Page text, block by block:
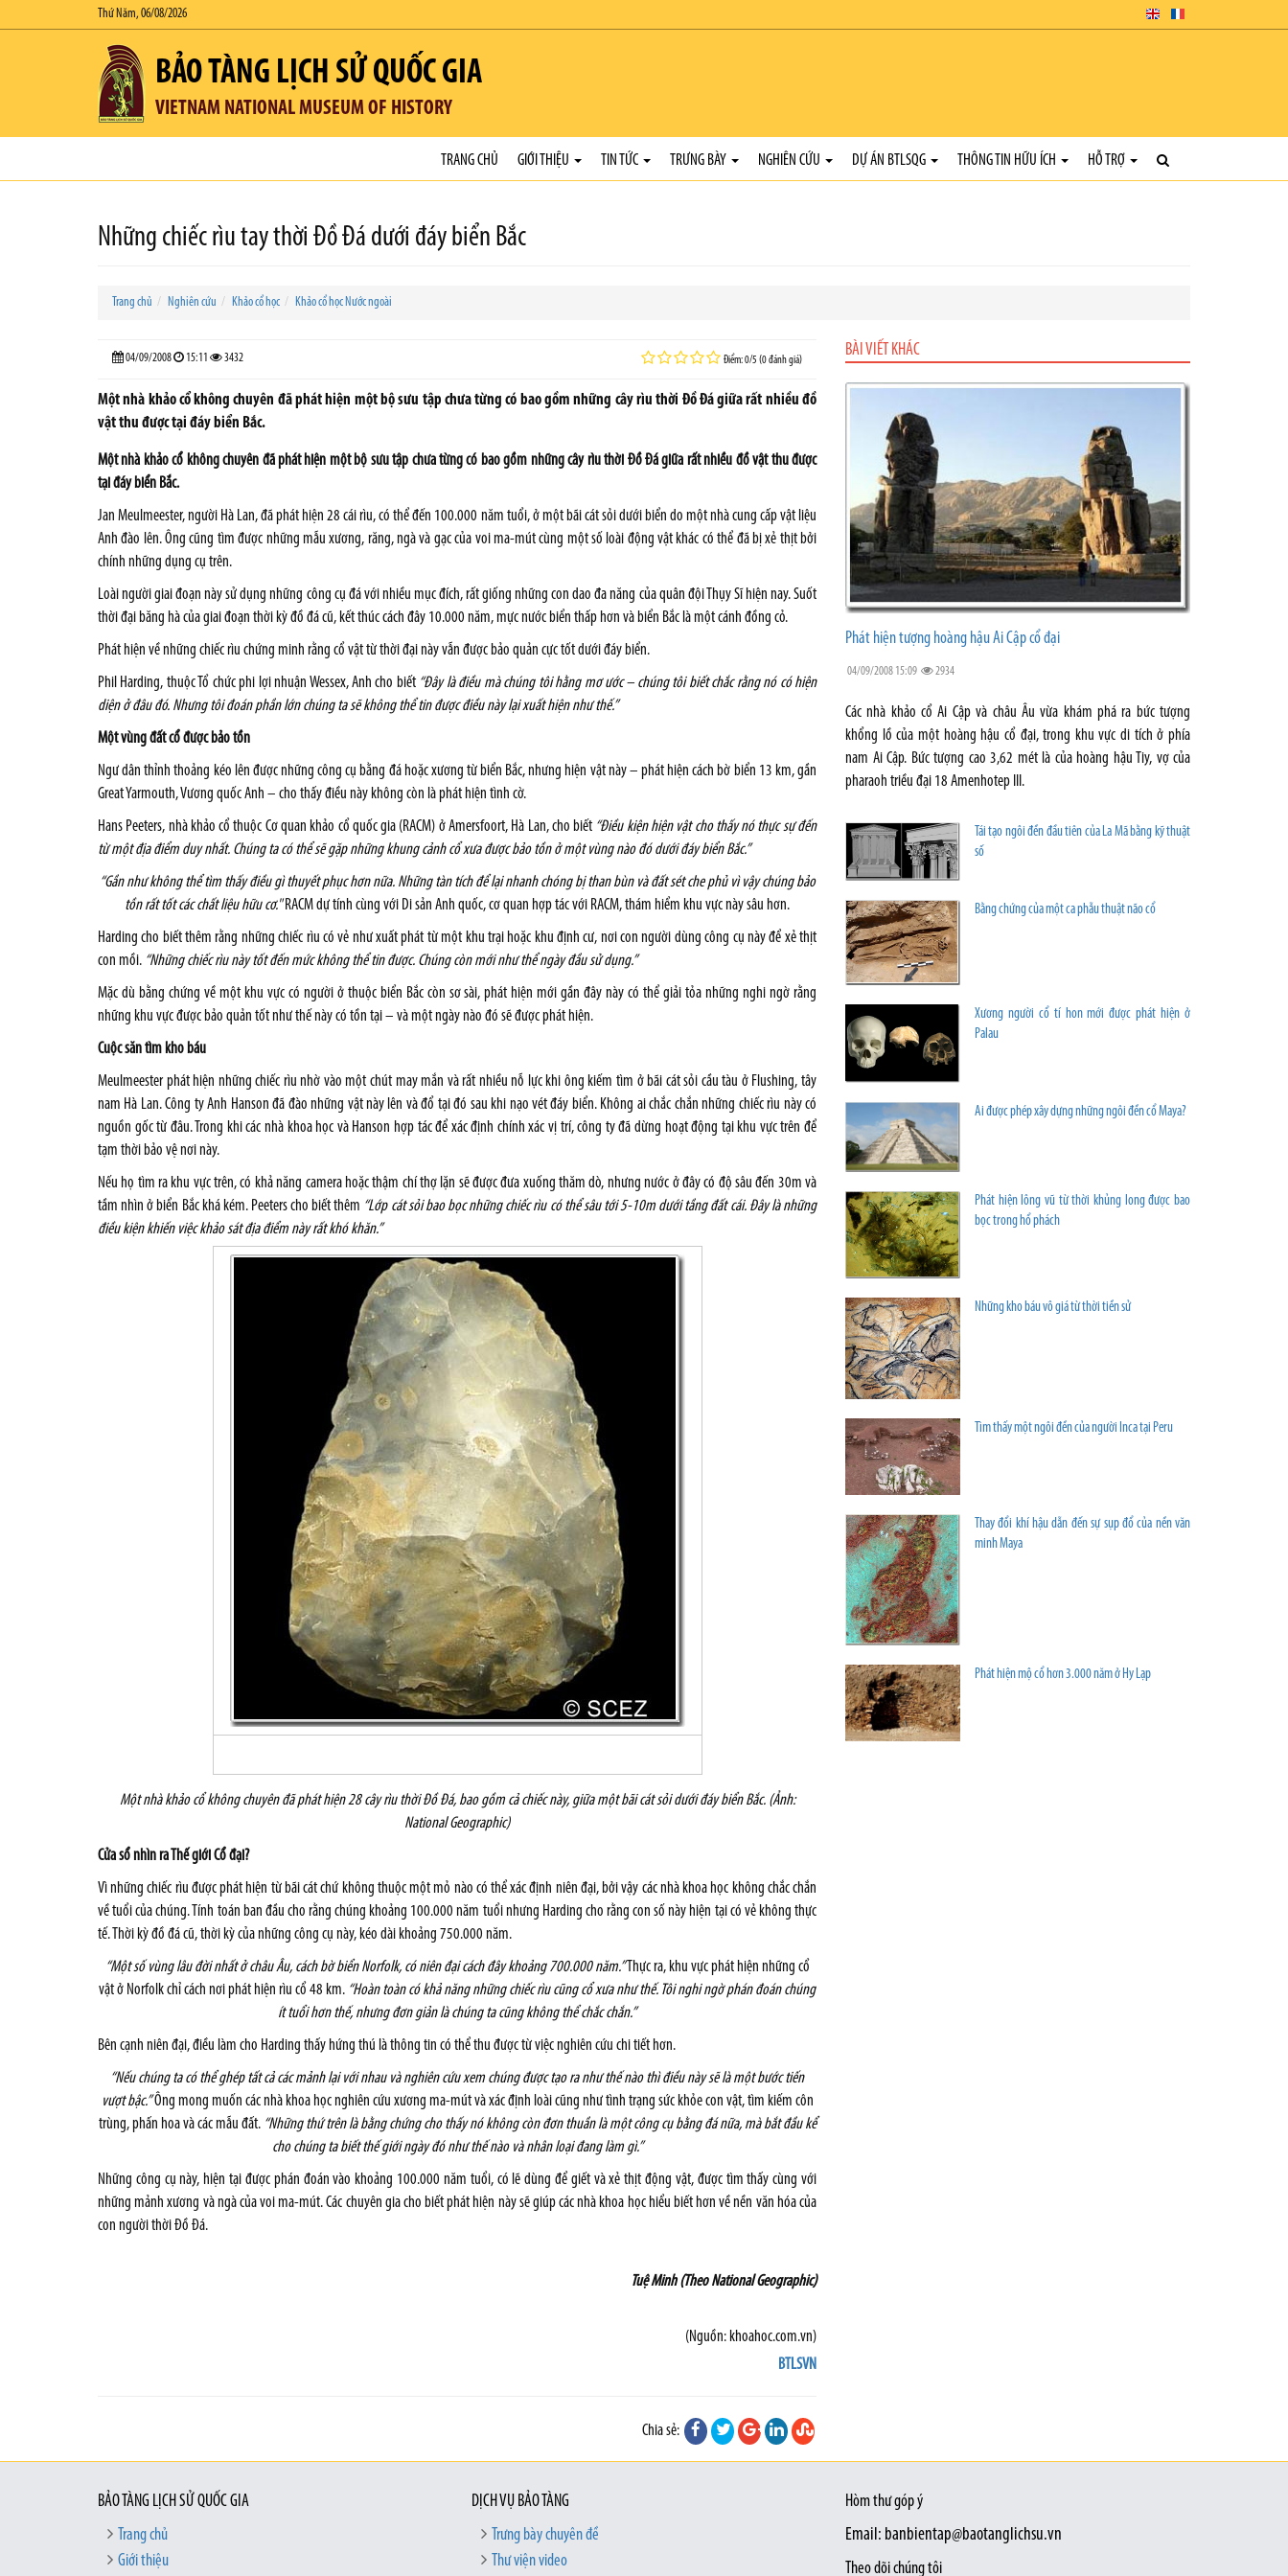
Thứ Năm, 06/08/2026
BẢO TÀNG LỊCH SỬ QUỐC GIA
VIETNAM NATIONAL MUSEUM OF HISTORY
TRANG CHỦ GIỚI THIỆU TIN TỨC TRƯNG BÀY NGHIÊN CỨU DỰ ÁN BTLSQG THÔNG TIN HỮU ÍCH HỖ TRỢ
Những chiếc rìu tay thời Đồ Đá dưới đáy biển Bắc
Trang chủ Nghiên cứu Khảo cổ học Khảo cổ học Nước ngoài
04/09/2008 15:11 3432 Điểm: 0/5 (0 đánh giá)
Một nhà khảo cổ không chuyên đã phát hiện một bộ sưu tập chưa từng có bao gồm những cây rìu thời Đồ Đá giữa rất nhiều đồ
vật thu được tại đáy biển Bắc.
Một nhà khảo cổ không chuyên đã phát hiện một bộ sưu tập chưa từng có bao gồm những cây rìu thời Đồ Đá giữa rất nhiều đồ vật thu được
tại đáy biển Bắc.
Jan Meulmeester, người Hà Lan, đã phát hiện 28 cái rìu, có thể đến 100.000 năm tuổi, ở một bãi cát sỏi dưới biển do một nhà cung cấp vật liệu
Anh đào lên. Ông cũng tìm được những mẫu xương, răng, ngà và gạc của voi ma-mút cùng một số loài động vật khác có thể đã bị xẻ thịt bởi
chính những dụng cụ trên.
Loài người giai đoạn này sử dụng những công cụ đá với nhiều mục đích, rất giống những con dao đa năng của quân đội Thụy Sĩ hiện nay. Suốt
thời đại băng hà của giai đoạn thời kỳ đồ đá cũ, kết thúc cách đây 10.000 năm, mực nước biển thấp hơn và biển Bắc là một cánh đồng cỏ.
Phát hiện về những chiếc rìu chứng minh rằng cổ vật từ thời đại này vẫn được bảo quản cực tốt dưới đáy biển.
Phil Harding, thuộc Tổ chức phi lợi nhuận Wessex, Anh cho biết “Đây là điều mà chúng tôi hằng mơ ước – chúng tôi biết chắc rằng nó có hiện
diện ở đâu đó. Nhưng tôi đoán phần lớn chúng ta sẽ không thể tin được điều này lại xuất hiện như thế.”
Một vùng đất cổ được bảo tồn
Ngư dân thỉnh thoảng kéo lên được những công cụ bằng đá hoặc xương từ biển Bắc, nhưng hiện vật này – phát hiện cách bờ biển 13 km, gần
Great Yarmouth, Vương quốc Anh – cho thấy điều này không còn là phát hiện tình cờ.
Hans Peeters, nhà khảo cổ thuộc Cơ quan khảo cổ quốc gia (RACM) ở Amersfoort, Hà Lan, cho biết “Điều kiện hiện vật cho thấy nó thực sự đến
từ một địa điểm duy nhất. Chúng ta có thể sẽ gặp những khung cảnh cổ xưa được bảo tồn ở một vùng nào đó dưới đáy biển Bắc.”
“Gần như không thể tìm thấy điều gì thuyết phục hơn nữa. Những tàn tích để lại nhanh chóng bị than bùn và đất sét che phủ vì vậy chúng bảo
tồn rất tốt các chất liệu hữu cơ."RACM dự tính cùng với Di sản Anh quốc, cơ quan hợp tác với RACM, thám hiểm khu vực này sâu hơn.
Harding cho biết thêm rằng những chiếc rìu có vẻ như xuất phát từ một khu trại hoặc khu định cư, nơi con người dùng công cụ này để xẻ thịt
con mồi. “Những chiếc rìu này tốt đến mức không thể tin được. Chúng còn mới như thể ngày đầu sử dụng.”
Mặc dù bằng chứng về một khu vực có người ở thuộc biển Bắc còn sơ sài, phát hiện mới gần đây này có thể giải tỏa những nghi ngờ rằng
những khu vực được bảo quản tốt như thế này có tồn tại – và một ngày nào đó sẽ được phát hiện.
Cuộc săn tìm kho báu
Meulmeester phát hiện những chiếc rìu nhờ vào một chút may mắn và rất nhiều nỗ lực khi ông kiếm tìm ở bãi cát sỏi cầu tàu ở Flushing, tây
nam Hà Lan. Công ty Anh Hanson đã đào những vật này lên và đổ tại đó sau khi nạo vét đáy biển. Không ai chắc chắn những chiếc rìu này có
nguồn gốc từ đâu. Trong khi các nhà khoa học và Hanson hợp tác để xác định chính xác vị trí, công ty đã dừng hoạt động tại khu vực trên để
tạm thời bảo vệ nơi này.
Nếu họ tìm ra khu vực trên, có khả năng camera hoặc thậm chí thợ lặn sẽ được đưa xuống thăm dò, nhưng nước ở đây có độ sâu đến 30m và
tầm nhìn ở biển Bắc khá kém. Peeters cho biết thêm “Lớp cát sỏi bao bọc những chiếc rìu có thể sâu tới 5-10m dưới tầng đất cái. Đây là những
điều kiện khiến việc khảo sát địa điểm này rất khó khăn.”
Một nhà khảo cổ không chuyên đã phát hiện 28 cây rìu thời Đồ Đá, bao gồm cả chiếc này, giữa một bãi cát sỏi dưới đáy biển Bắc. (Ảnh:
National Geographic)
Cửa sổ nhìn ra Thế giới Cổ đại?
Vì những chiếc rìu được phát hiện từ bãi cát chứ không thuộc một mỏ nào có thể xác định niên đại, bởi vậy các nhà khoa học không chắc chắn
về tuổi của chúng. Tính toán ban đầu cho rằng chúng khoảng 100.000 năm tuổi nhưng Harding cho rằng con số này hiện tại có vẻ không thực
tế. Thời kỳ đồ đá cũ, thời kỳ của những công cụ này, kéo dài khoảng 750.000 năm.
“Một số vùng lâu đời nhất ở châu Âu, cách bờ biển Norfolk, có niên đại cách đây khoảng 700.000 năm.”Thực ra, khu vực phát hiện những cổ
vật ở Norfolkchỉ cách nơi phát hiện rìu cổ 48 km. “Hoàn toàn có khả năng những chiếc rìu cũng cổ xưa như thế. Tôi nghi ngờ phán đoán chúng
ít tuổi hơn thế, nhưng đơn giản là chúng ta cũng không thể chắc chắn.”
Bên cạnh niên đại, điều làm cho Harding thấy hứng thú là thông tin có thể thu được từ việc nghiên cứu chi tiết hơn.
“Nếu chúng ta có thể ghép tất cả các mảnh lại với nhau và nghiên cứu xem chúng được tạo ra như thế nào thì điều này sẽ là một bước tiến
vượt bậc.”Ông mong muốn các nhà khoa học nghiên cứu xương ma-mút và xác định loài cũng như tình trạng sức khỏe con vật, tìm kiếm côn
trùng, phấn hoa và các mẫu đất. “Những thứ trên là bằng chứng cho thấy nó không còn đơn thuần là một công cụ bằng đá nữa, mà bắt đầu kể
cho chúng ta biết thế giới ngày đó như thế nào và nhân loại đang làm gì.”
Những công cụ này, hiện tại được phán đoán vào khoảng 100.000 năm tuổi, có lẽ dùng để giết và xẻ thịt động vật, được tìm thấy cùng với
những mảnh xương và ngà của voi ma-mút. Các chuyên gia cho biết phát hiện này sẽ giúp các nhà khoa học hiểu biết hơn về nền văn hóa của
con người thời Đồ Đá.
Tuệ Minh (Theo National Geographic)
(Nguồn: khoahoc.com.vn)
BTLSVN
Chia sẻ:
BÀI VIẾT KHÁC
Phát hiện tượng hoàng hậu Ai Cập cổ đại
04/09/2008 15:09 2934
Các nhà khảo cổ Ai Cập và châu Âu vừa khám phá ra bức tượng
khổng lồ của một hoàng hậu cổ đại, trong khu vực di tích ở phía
nam Ai Cập. Bức tượng cao 3,62 mét là của hoàng hậu Tiy, vợ của
pharaoh triều đại 18 Amenhotep III.
Tái tạo ngôi đền đầu tiên của La Mã bằng kỹ thuật
số
Bằng chứng của một ca phẫu thuật não cổ
Xương người cổ tí hon mới được phát hiện ở
Palau
Ai được phép xây dựng những ngôi đền cổ Maya?
Phát hiện lông vũ từ thời khủng long được bao
bọc trong hổ phách
Những kho báu vô giá từ thời tiền sử
Tìm thấy một ngôi đền của người Inca tại Peru
Thay đổi khí hậu dẫn đến sự sụp đổ của nền văn
minh Maya
Phát hiện mộ cổ hơn 3.000 năm ở Hy Lạp
BẢO TÀNG LỊCH SỬ QUỐC GIA
Trang chủ
Giới thiệu
DỊCH VỤ BẢO TÀNG
Trưng bày chuyên đề
Thư viện video
Hòm thư góp ý
Email: banbientap@baotanglichsu.vn
Theo dõi chúng tôi